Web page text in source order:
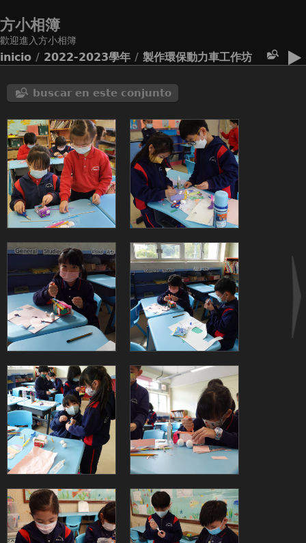
方小相簿
歡迎進入方小相簿
inicio / 2022-2023學年 / 製作環保動力車工作坊
buscar en este conjunto